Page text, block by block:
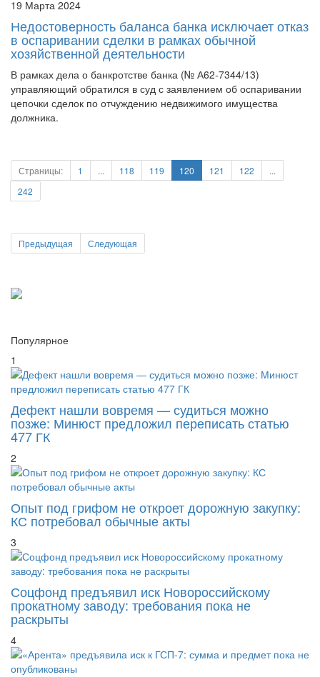
в оспаривании сделки в рамках обычной
хозяйственной деятельности
В рамках дела о банкротстве банка (№ А62-7344/13)
управляющий обратился в суд с заявлением об оспаривании
цепочки сделок по отчуждению недвижимого имущества
должника.
242
Дефект нашли вовремя — судиться можно
позже: Минюст предложил переписать статью
477 ГК
2
Опыт под грифом не откроет дорожную закупку:
КС потребовал обычные акты
3
Соцфонд предъявил иск Новороссийскому
прокатному заводу: требования пока не
раскрыты
4
«Арента» предъявила иск к ГСП-7: сумма и